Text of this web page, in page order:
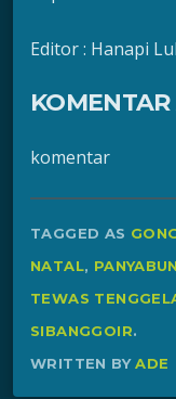
Editor : Hanapi
komentar
TAGGED AS
NATAL,
TEWAS
SIBANGGOIR.
WRITTEN BYADE